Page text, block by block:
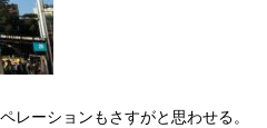
レーションもさすがと思わせる。